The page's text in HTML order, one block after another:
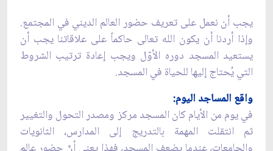
يجب أن نعمل على تعريف حضور العالم الديني في المجتمع.
وإذا أردنا أن يكون الله تعالى حاكماً على علاقاتنا يجب أن
يستعيد المسجد دوره الأوّل ويجب إعادة ترتيب الشروط
التي يُحتاج إليها للحياة في المسجد.
واقع المساجد اليوم:
في يوم من الأيام كان المسجد مركز ومصدر التحول والتغيير
ثم انتقلت المهمة بالتدريج إلى المدارس، الثانويات